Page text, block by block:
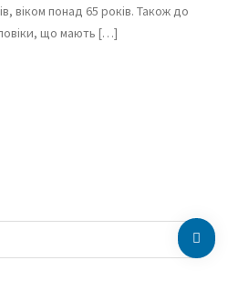
віком понад 65 років. Також до
що мають […]